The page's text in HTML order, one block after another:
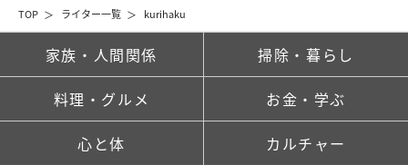
TOP ライター一覧 kurihaku
家族・人間関係 掃除・暮らし
料理・グルメ お金・学ぶ
心と体 カルチャー